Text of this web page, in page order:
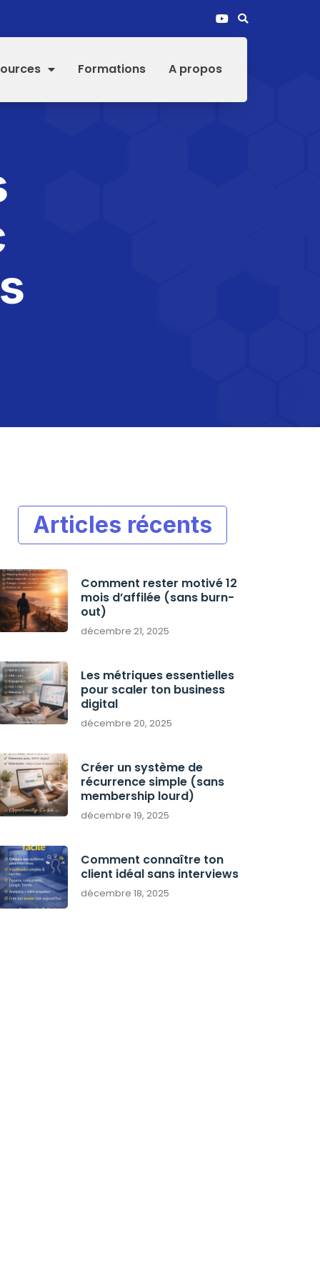
Formations A propos
Articles récents
Comment rester motivé 12
mois d’affilée (sans burn-
out)
décembre 21, 2025
Les métriques essentielles
pour scaler ton business
digital
décembre 20, 2025
Créer un système de
récurrence simple (sans
membership lourd)
décembre 19, 2025
Comment connaître ton
client idéal sans interviews
décembre 18, 2025